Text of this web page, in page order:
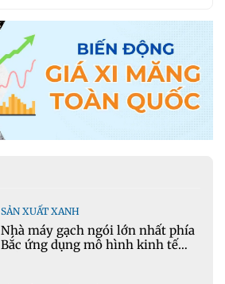
SẢN XUẤT XANH
Nhà máy gạch ngói lớn nhất phía
Bắc ứng dụng mô hình kinh tế